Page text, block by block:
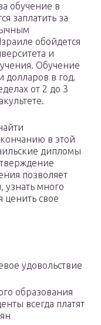
обучение в
заплатить за
обойдется
и
Обучение
долларов в год.
от 2 до 3
в этой
дипломы
позволяет
узнать много
свое
удовольствие
образования
всегда платят